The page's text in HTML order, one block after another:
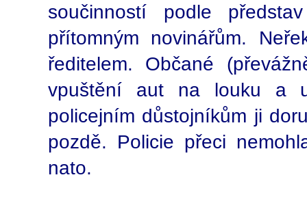
součinností podle
přítomným novinářům.
ředitelem. Občané
vpuštění aut na louku a
policejním důstojníkům ji
pozdě. Policie přeci
nato.